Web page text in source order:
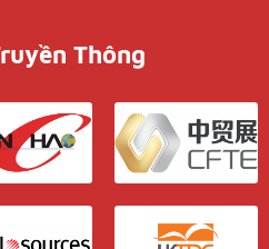
Thông